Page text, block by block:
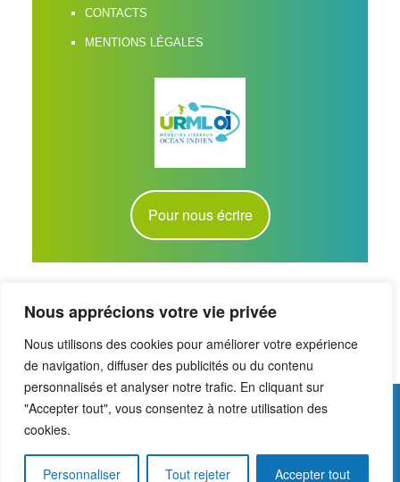
Nous apprécions votre vie privée
Nous utilisons des cookies pour améliorer votre expérience
de navigation, diffuser des publicités ou du contenu
personnalisés et analyser notre trafic. En cliquant sur
"Accepter tout", vous consentez à notre utilisation des
cookies.
Personnaliser Tout rejeter Accepter tout
CONTACTS
MENTIONS LÉGALES
Pour nous écrire
SiteOriginTheme